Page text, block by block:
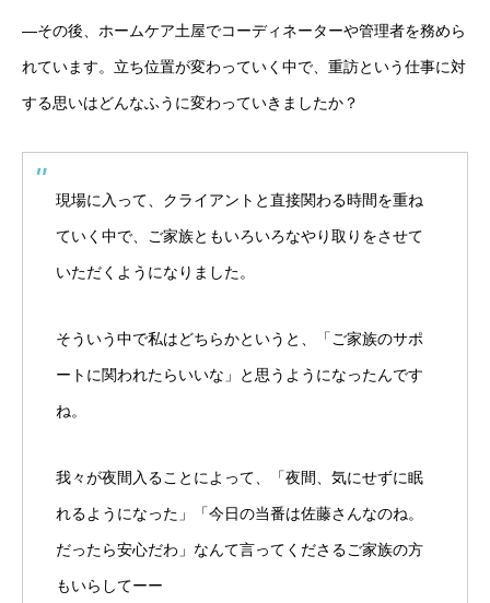
―その後、ホームケア土屋でコーディネーターや管理者を務めら
れています。立ち位置が変わっていく中で、重訪という仕事に対
する思いはどんなふうに変わっていきましたか？
現場に入って、クライアントと直接関わる時間を重ね
ていく中で、ご家族ともいろいろなやり取りをさせて
いただくようになりました。
そういう中で私はどちらかというと、「ご家族のサポ
ートに関われたらいいな」と思うようになったんです
ね。
我々が夜間入ることによって、「夜間、気にせずに眠
れるようになった」「今日の当番は佐藤さんなのね。
だったら安心だわ」なんて言ってくださるご家族の方
もいらしてーー